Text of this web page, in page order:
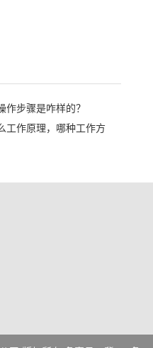
作步骤是咋样的？
工作原理，哪种工作方